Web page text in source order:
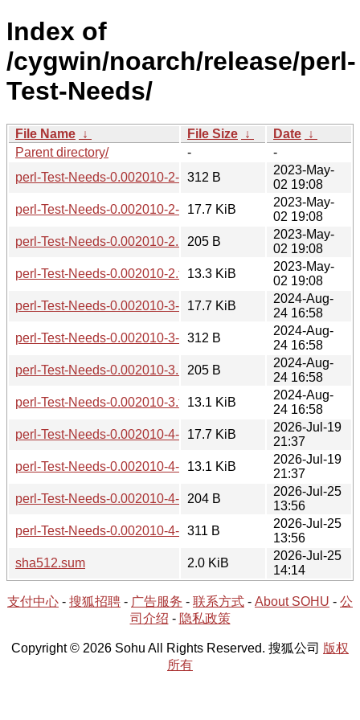
Index of
/cygwin/noarch/release/perl-
Test-Needs/
File Name ↓ File Size ↓ Date ↓
Parent directory/
-
-
perl-Test-Needs-0.002010-2-src.hint
312 B
2023-May-
02 19:08
perl-Test-Needs-0.002010-2-src.tar.zst
17.7 KiB
2023-May-
02 19:08
perl-Test-Needs-0.002010-2.hint205 B
2023-May-
02 19:08
perl-Test-Needs-0.002010-2.tar.zst13.3 KiB
2023-May-
02 19:08
perl-Test-Needs-0.002010-3-src.tar.zst
17.7 KiB
2024-Aug-
24 16:58
perl-Test-Needs-0.002010-3-src.hint
312 B
2024-Aug-
24 16:58
perl-Test-Needs-0.002010-3.hint205 B
2024-Aug-
24 16:58
perl-Test-Needs-0.002010-3.tar.zst13.1 KiB
2024-Aug-
24 16:58
perl-Test-Needs-0.002010-4-src.tar.zst
17.7 KiB
2026-Jul-19
21:37
perl-Test-Needs-0.002010-4-noarch.tar.zst
13.1 KiB
2026-Jul-19
21:37
perl-Test-Needs-0.002010-4-noarch.hint
204 B
2026-Jul-25
13:56
perl-Test-Needs-0.002010-4-src.hint
311 B
2026-Jul-25
13:56
sha512.sum
2.0 KiB
2026-Jul-25
14:14
支付中心 - 搜狐招聘 - 广告服务 - 联系方式 - About SOHU - 公
司介绍 - 隐私政策
Copyright © 2026 Sohu All Rights Reserved. 搜狐公司 版权
所有